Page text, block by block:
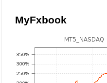
MyFxbook